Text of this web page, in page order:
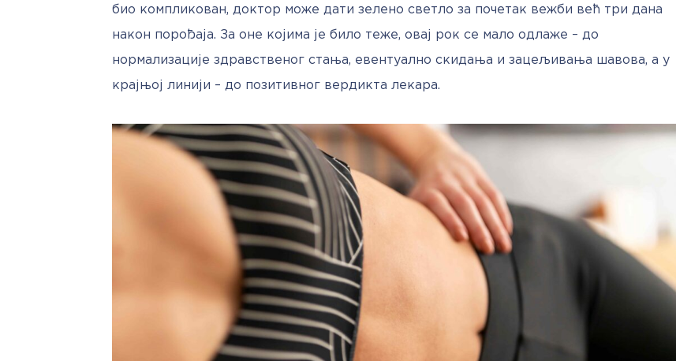
био компликован, доктор може дати зелено светло за почетак вежби већ три дана
након порођаја. За оне којима је било теже, овај рок се мало одлаже – до
нормализације здравственог стања, евентуално скидања и зацељивања шавова, а у
крајњој линији – до позитивног вердикта лекара.